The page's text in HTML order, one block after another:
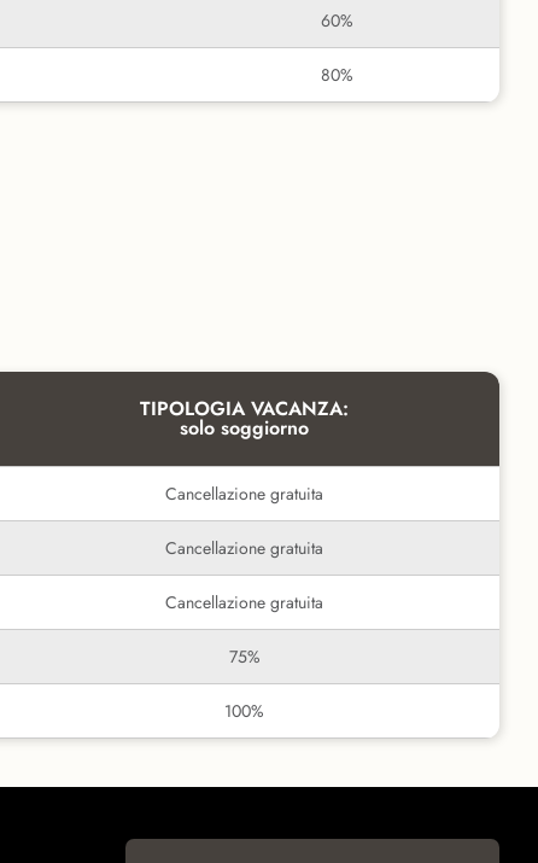
60%
80%
TIPOLOGIA VACANZA:
solo soggiorno
Cancellazione gratuita
Cancellazione gratuita
Cancellazione gratuita
75%
100%